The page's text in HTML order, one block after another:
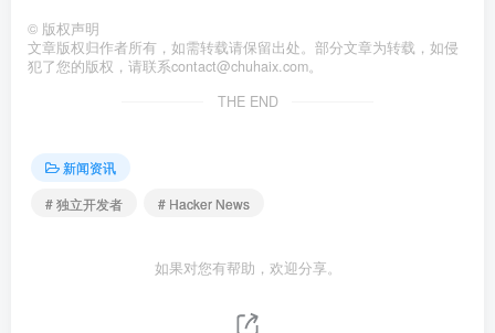
© 版权声明
文章版权归作者所有，如需转载请保留出处。部分文章为转载，如侵
犯了您的版权，请联系contact@chuhaix.com。
THE END
新闻资讯
# 独立开发者
# Hacker News
如果对您有帮助，欢迎分享。